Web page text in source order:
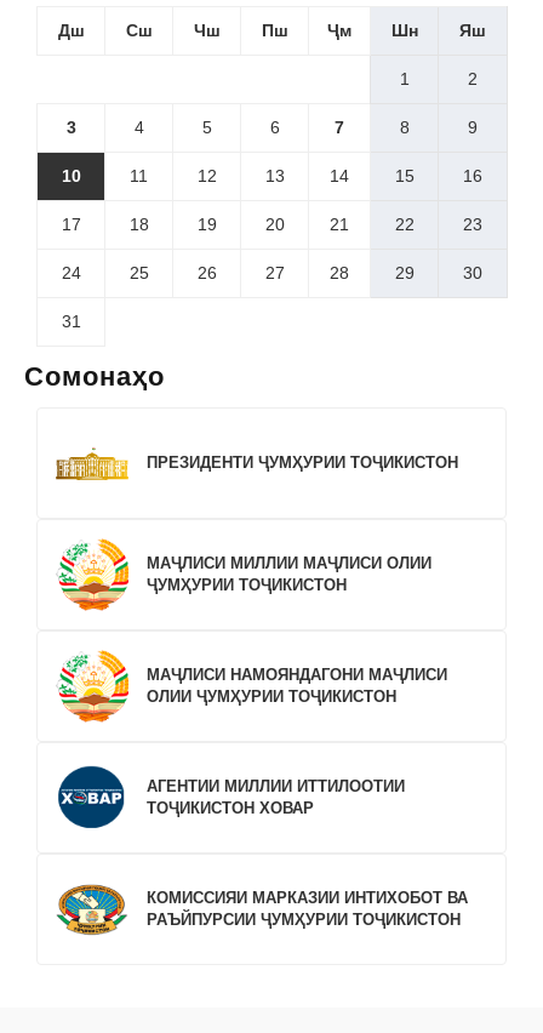
Дш Сш Чш Пш Ҷм Шн Яш
1 2
3 4 5 6 7 8 9
10 11 12 13 14 15 16
17 18 19 20 21 22 23
24 25 26 27 28 29 30
31
Сомонаҳо
ПРЕЗИДЕНТИ ҶУМҲУРИИ ТОҶИКИСТОН
МАҶЛИСИ МИЛЛИИ МАҶЛИСИ ОЛИИ
ҶУМҲУРИИ ТОҶИКИСТОН
МАҶЛИСИ НАМОЯНДАГОНИ МАҶЛИСИ
ОЛИИ ҶУМҲУРИИ ТОҶИКИСТОН
АГЕНТИИ МИЛЛИИ ИТТИЛООТИИ
ТОҶИКИСТОН ХОВАР
КОМИССИЯИ МАРКАЗИИ ИНТИХОБОТ ВА
РАЪЙПУРСИИ ҶУМҲУРИИ ТОҶИКИСТОН